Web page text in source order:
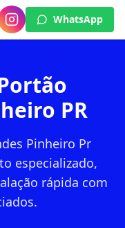
WhatsApp
PR
Pinheiro Pr
especializado,
rápida com